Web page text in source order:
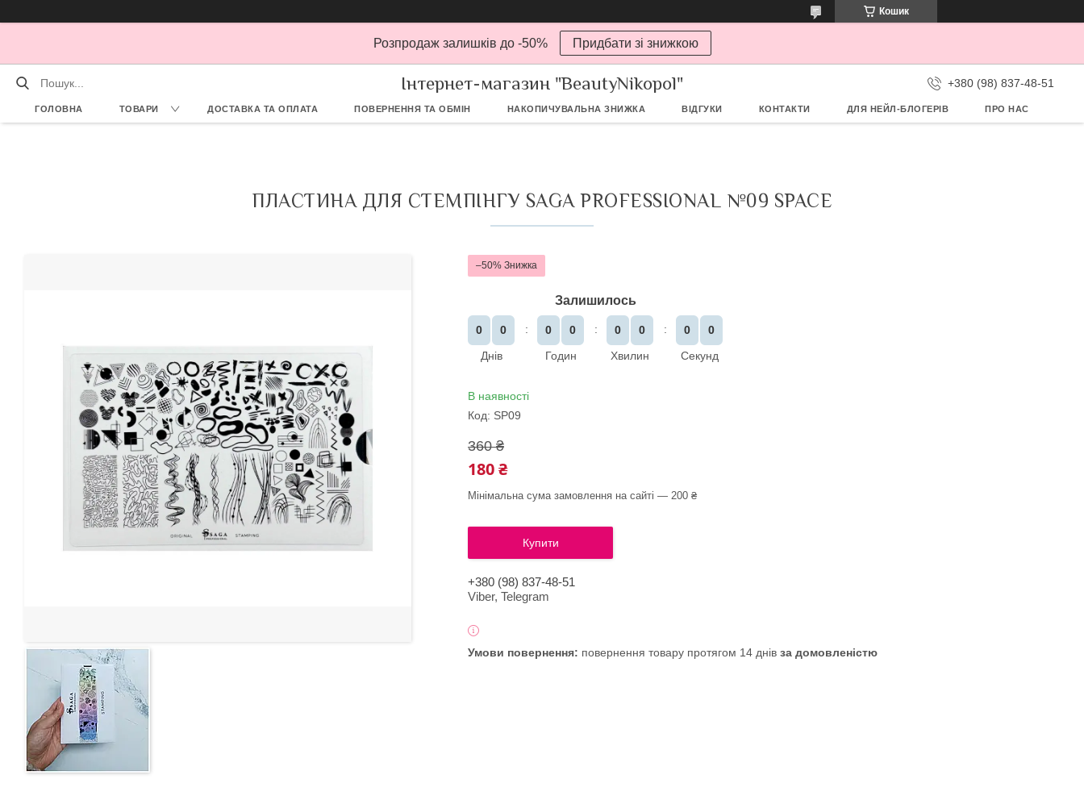
Кошик
Розпродаж залишків до -50% Придбати зі знижкою
Інтернет-магазин "BeautyNikopol" +380 (98) 837-48-51
ГОЛОВНА ТОВАРИ ДОСТАВКА ТА ОПЛАТА ПОВЕРНЕННЯ ТА ОБМІН НАКОПИЧУВАЛЬНА ЗНИЖКА ВІДГУКИ КОНТАКТИ ДЛЯ НЕЙЛ-БЛОГЕРІВ ПРО НАС
ПЛАСТИНА ДЛЯ СТЕМПІНГУ SAGA PROFESSIONAL №09 SPACE
–50%
Залишилось
0
0
Днів
0
0
Годин
0
0
Хвилин
0
0
Секунд
В наявності
Код: SP09
360 ₴
180 ₴
Мінімальна сума замовлення на сайті — 200 ₴
Купити
+380 (98) 837-48-51
Viber, Telegram
повернення товару протягом 14 днів за домовленістю